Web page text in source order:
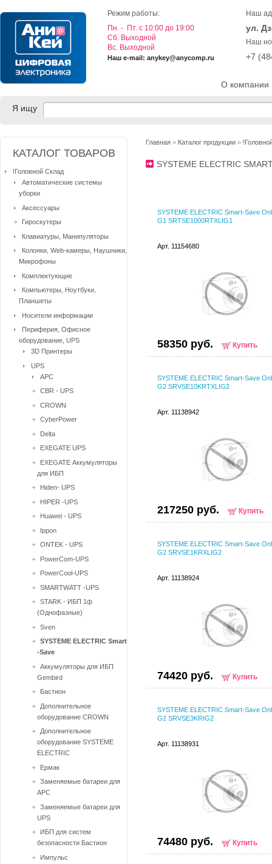
О компании
Режим работы:
Пн. - Пт. с 10:00 до 19:00
Cб. Выходной
Вс. Выходной
Наш e-mail: anykey@anycomp.ru
Наш
ул.
Наш
+7
Я ищу
Главная » Каталог продукции »
SYSTEME ELECTRIC
SYSTEME ELECTRIC Smart-Save
G1 SRTSE1000RTXLIG1
Арт. 11154680
58350 руб. Купить
SYSTEME ELECTRIC Smart-Save
G2 SRVSE10KRTXLIG2
Арт. 11138942
217250 руб. Купить
SYSTEME ELECTRIC Smart-Save
G2 SRVSE1KRXLIG2
Арт. 11138924
74420 руб. Купить
SYSTEME ELECTRIC Smart-Save
G2 SRVSE3KRIG2
Арт. 11138931
74480 руб. Купить
КАТАЛОГ ТОВАРОВ
!Головной Склад
Автоматические системы
уборки
Аксессуары
Гироскутеры
Клавиатуры, Манипуляторы
Колонки, Web-камеры, Наушники,
Микрофоны
Комплектующие
Компьютеры, Ноутбуки,
Планшеты
Носители информации
Периферия, Офисное
оборудование, UPS
3D Принтеры
UPS
APC
CBR - UPS
CROWN
CyberPower
Delta
EXEGATE UPS
EXEGATE Аккумуляторы
для ИБП
Hiden- UPS
HIPER -UPS
Huawei - UPS
Ippon
ONTEK - UPS
PowerCom-UPS
PowerCool-UPS
SMARTWATT -UPS
STARK - ИБП 1ф
(Однофазные)
Sven
SYSTEME ELECTRIC Smart
-Save
Аккумуляторы для ИБП
Gembird
Бастион
Дополнительное
оборудование CROWN
Дополнительное
оборудование SYSTEME
ELECTRIC
Ермак
Заменяемые батареи для
APC
Заменяемые батареи для
UPS
ИБП для систем
безопасности Бастион
Импульс